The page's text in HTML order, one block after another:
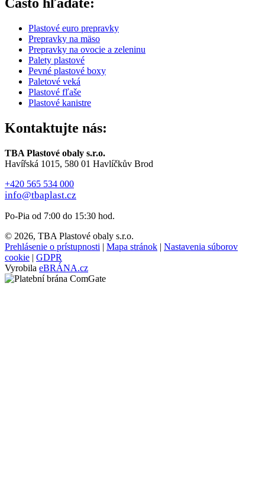
Plastové euro prepravky
Prepravky na mäso
Prepravky na ovocie a zeleninu
Palety plastové
Pevné plastové boxy
Paletové veká
Plastové fľaše
Plastové kanistre
Kontaktujte nás:
TBA Plastové obaly s.r.o.
Havířská 1015, 580 01 Havlíčkův Brod
+420 565 534 000
info@tbaplast.cz
Po-Pia od 7:00 do 15:30 hod.
© 2026, TBA Plastové obaly s.r.o.
Prehlásenie o prístupnosti | Mapa stránok | Nastavenia súborov
cookie | GDPR
Vyrobila eBRÁNA.cz